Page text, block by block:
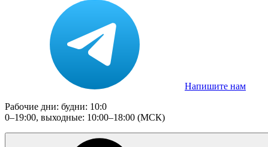
Напишите нам
Рабочие дни: будни: 10:0
0–19:00, выходные: 10:00–18:00 (МСК)